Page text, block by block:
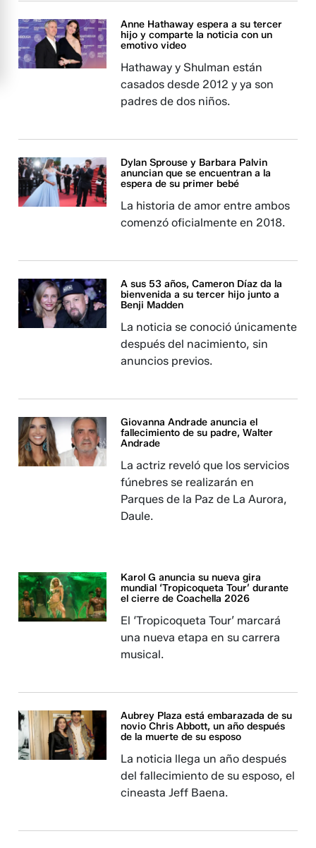
Anne Hathaway espera a su tercer
hijo y comparte la noticia con un
emotivo video
Hathaway y Shulman están
casados desde 2012 y ya son
padres de dos niños.
Dylan Sprouse y Barbara Palvin
anuncian que se encuentran a la
espera de su primer bebé
La historia de amor entre ambos
comenzó oficialmente en 2018.
A sus 53 años, Cameron Díaz da la
bienvenida a su tercer hijo junto a
Benji Madden
La noticia se conoció únicamente
después del nacimiento, sin
anuncios previos.
Giovanna Andrade anuncia el
fallecimiento de su padre, Walter
Andrade
La actriz reveló que los servicios
fúnebres se realizarán en
Parques de la Paz de La Aurora,
Daule.
Karol G anuncia su nueva gira
mundial ‘Tropicoqueta Tour’ durante
el cierre de Coachella 2026
El ‘Tropicoqueta Tour’ marcará
una nueva etapa en su carrera
musical.
Aubrey Plaza está embarazada de su
novio Chris Abbott, un año después
de la muerte de su esposo
La noticia llega un año después
del fallecimiento de su esposo, el
cineasta Jeff Baena.